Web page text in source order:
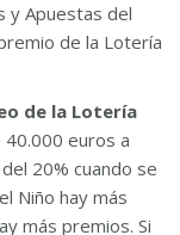
y Apuestas del
de la Lotería
de la Lotería
euros a
20% cuando se
Niño hay más
más premios. Si